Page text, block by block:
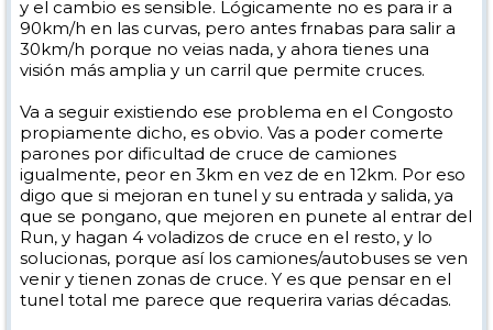
y el cambio es sensible. Lógicamente no es para ir a
90km/h en las curvas, pero antes frnabas para salir a
30km/h porque no veias nada, y ahora tienes una
visión más amplia y un carril que permite cruces.
Va a seguir existiendo ese problema en el Congosto
propiamente dicho, es obvio. Vas a poder comerte
parones por dificultad de cruce de camiones
igualmente, peor en 3km en vez de en 12km. Por eso
digo que si mejoran en tunel y su entrada y salida, ya
que se pongano, que mejoren en punete al entrar del
Run, y hagan 4 voladizos de cruce en el resto, y lo
solucionas, porque así los camiones/autobuses se ven
venir y tienen zonas de cruce. Y es que pensar en el
tunel total me parece que requerira varias décadas.